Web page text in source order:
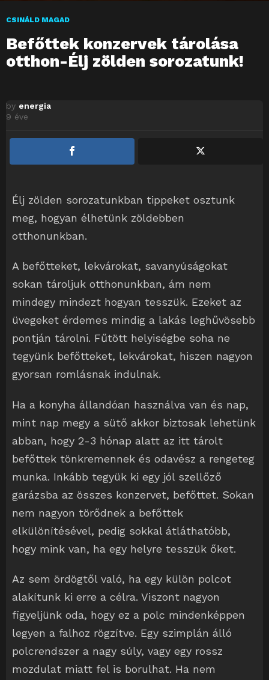
CSINÁLD MAGAD
Befőttek konzervek tárolása
otthon-Élj zölden sorozatunk!
by energia
9 éve
Élj zölden sorozatunkban tippeket osztunk
meg, hogyan élhetünk zöldebben
otthonunkban.
A befőtteket, lekvárokat, savanyúságokat
sokan tároljuk otthonunkban, ám nem
mindegy mindezt hogyan tesszük. Ezeket az
üvegeket érdemes mindig a lakás leghűvösebb
pontján tárolni. Fűtött helyiségbe soha ne
tegyünk befőtteket, lekvárokat, hiszen nagyon
gyorsan romlásnak indulnak.
Ha a konyha állandóan használva van és nap,
mint nap megy a sütő akkor biztosak lehetünk
abban, hogy 2-3 hónap alatt az itt tárolt
befőttek tönkremennek és odavész a rengeteg
munka. Inkább tegyük ki egy jól szellőző
garázsba az összes konzervet, befőttet. Sokan
nem nagyon törődnek a befőttek
elkülönítésével, pedig sokkal átláthatóbb,
hogy mink van, ha egy helyre tesszük őket.
Az sem ördögtől való, ha egy külön polcot
alakítunk ki erre a célra. Viszont nagyon
figyeljünk oda, hogy ez a polc mindenképpen
legyen a falhoz rögzítve. Egy szimplán álló
polcrendszer a nagy súly, vagy egy rossz
mozdulat miatt fel is borulhat. Ha nem